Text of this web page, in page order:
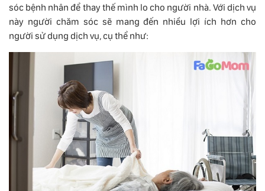
sóc bệnh nhân để thay thế mình lo cho người nhà. Với dịch vụ
này người chăm sóc sẽ mang đến nhiều lợi ích hơn cho
người sử dụng dịch vụ, cụ thể như: